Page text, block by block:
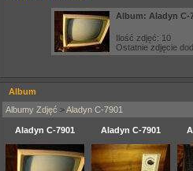
Album: Aladyn C-
Ilość zdjęć: 10
Ostatnie zdjęcie
Album
Albumy Zdjęć >Aladyn C-7901
Aladyn C-7901 Aladyn C-7901